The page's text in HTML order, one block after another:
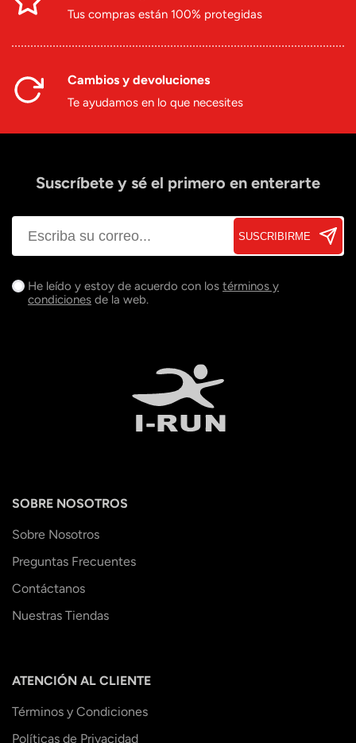
Tus compras están 100% protegidas
Cambios y devoluciones
Te ayudamos en lo que necesites
Suscríbete y sé el primero en enterarte
SUSCRIBIRME
He leído y estoy de acuerdo con los términos y
condiciones de la web.
SOBRE NOSOTROS
Sobre Nosotros
Preguntas Frecuentes
Contáctanos
Nuestras Tiendas
ATENCIÓN AL CLIENTE
Términos y Condiciones
Políticas de Privacidad